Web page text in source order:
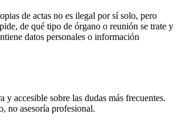
de actas no es ilegal por sí solo, pero
de qué tipo de órgano o reunión se trate y
datos personales o información
y accesible sobre las dudas más frecuentes.
no asesoría profesional.